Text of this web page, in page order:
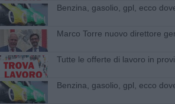
​Benzina, gasolio, gpl, ecco
Marco Torre nuovo direttore
​Tutte le offerte di lavoro in
​Benzina, gasolio, gpl, ecco